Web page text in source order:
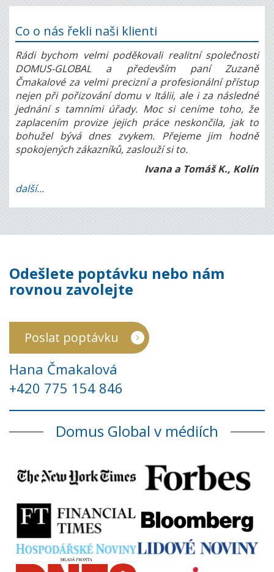
Co o nás řekli naši klienti
Rádi bychom velmi poděkovali realitní společnosti
DOMUS-GLOBAL a především paní Zuzaně
Čmakalové za velmi precizní a profesionální přístup
nejen při pořizování domu v Itálii, ale i za následné
jednání s tamními úřady. Moc si ceníme toho, že
zaplacením provize jejich práce neskončila, jak to
bohužel bývá dnes zvykem. Přejeme jim hodně
spokojených zákazníků, zaslouží si to.
Ivana a Tomáš K., Kolín
další...
Odešlete poptávku nebo nám
rovnou zavolejte
Poslat poptávku
Hana Čmakalová
+420 775 154 846
Domus Global v médiích